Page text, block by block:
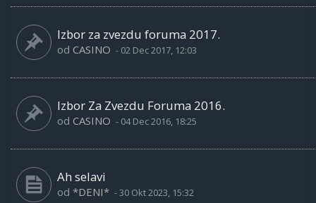
Izbor za zvezdu foruma 2017.
od CASINO - 02 Dec 2017, 12:03
Izbor Za Zvezdu Foruma 2016.
od CASINO - 04 Dec 2016, 18:25
Ah selavi
od *DENI* -30 Okt 2023, 15:32